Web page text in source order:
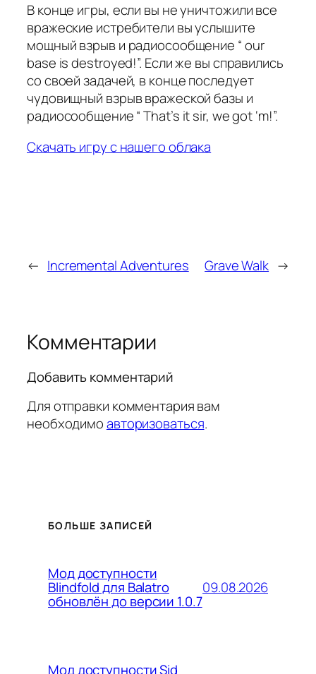
В конце игры, если вы не уничтожили все
вражеские истребители вы услышите
мощный взрыв и радиосообщение “ our
base is destroyed!”. Если же вы справились
со своей задачей, в конце последует
чудовищный взрыв вражеской базы и
радиосообщение “ That’s it sir, we got ‘m!”.
Скачать игру с нашего облака
← Incremental Adventures Grave Walk →
Комментарии
Добавить комментарий
Для отправки комментария вам
необходимоавторизоваться.
БОЛЬШЕ ЗАПИСЕЙ
Мод доступности
Blindfold для Balatro
обновлён до версии 1.0.7
09.08.2026
Мод доступности Sid